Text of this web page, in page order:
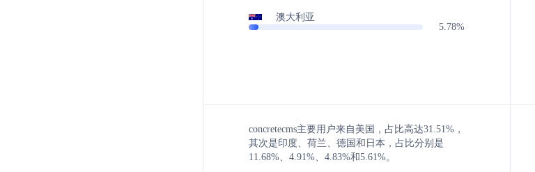
澳大利亚
5.78%
concretecms主要用户来自美国，占比高达31.51%，
其次是印度、荷兰、德国和日本，占比分别是
11.68%、4.91%、4.83%和5.61%。